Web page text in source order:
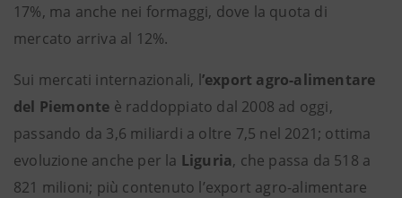
17%, ma anche nei formaggi, dove la quota di
mercato arriva al 12%.
Sui mercati internazionali, l’export agro-alimentare
del Piemonte è raddoppiato dal 2008 ad oggi,
passando da 3,6 miliardi a oltre 7,5 nel 2021; ottima
evoluzione anche per la Liguria, che passa da 518 a
821 milioni; più contenuto l’export agro-alimentare